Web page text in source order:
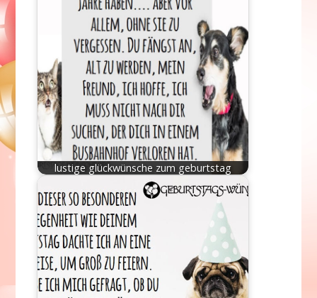
lustige glückwünsche zum geburtstag